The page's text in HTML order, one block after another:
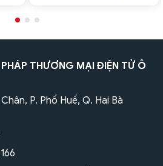
THƯƠNG MẠI ĐIỆN TỬ Ô
P. Phố Huế, Q. Hai Bà